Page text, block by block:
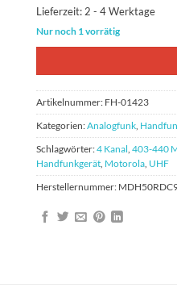
Lieferzeit:2 - 4 Werktage
Nur noch 1 vorrätig
Artikelnummer: FH-01423
Kategorien:Analogfunk
Schlagwörter:4 Kanal 403-440
Handfunkgerät Motorola UHF
Herstellernummer: